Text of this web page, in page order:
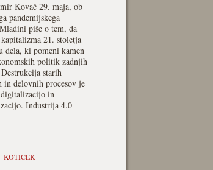
Kovač 29. maja, ob
pandemijskega
piše o tem, da
kapitalizma 21. stoletja
dela, ki pomeni kamen
politik zadnjih
starih
in delovnih procesov je
digitalizacijo in
Industrija 4.0
KOTIČEK